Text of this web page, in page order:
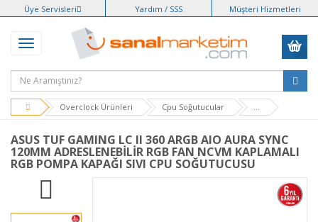
Üye Servisleri Yardım / SSS Müşteri Hizmetleri
Overclock Ürünleri Cpu Soğutucular
ASUS TUF GAMING LC II 360 ARGB AIO AURA SYNC
120MM ADRESLENEBİLİR RGB FAN NCVM KAPLAMALI
RGB POMPA KAPAĞI SIVI CPU SOĞUTUCUSU